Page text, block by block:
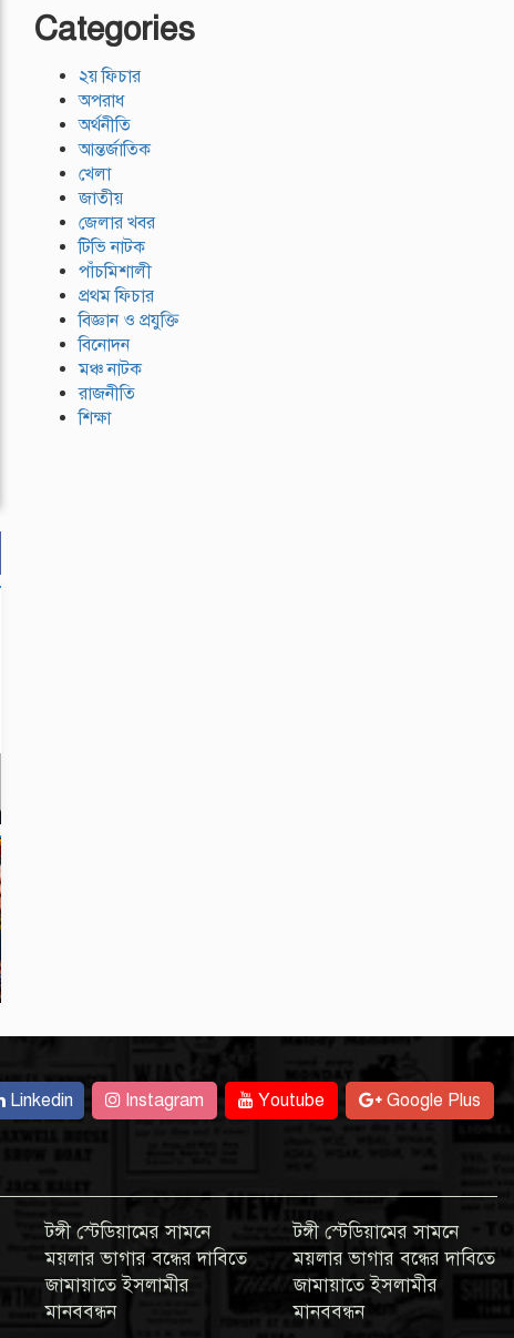
Categories
২য় ফিচার
অপরাধ
অর্থনীতি
আন্তর্জাতিক
খেলা
জাতীয়
জেলার খবর
টিভি নাটক
পাঁচমিশালী
প্রথম ফিচার
বিজ্ঞান ও প্রযুক্তি
বিনোদন
মঞ্চ নাটক
রাজনীতি
শিক্ষা
Linkedin Instagram Youtube Google Plus
টঙ্গী স্টেডিয়ামের সামনে
ময়লার ভাগার বন্ধের দাবিতে
জামায়াতে ইসলামীর
মানববন্ধন
টঙ্গী স্টেডিয়ামের সামনে
ময়লার ভাগার বন্ধের দাবিতে
জামায়াতে ইসলামীর
মানববন্ধন